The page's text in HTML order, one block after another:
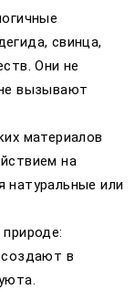
свинца,
Они не
вызывают
материалов
на
или
создают в